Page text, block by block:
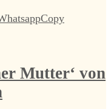
Copy
Mutter‘ von